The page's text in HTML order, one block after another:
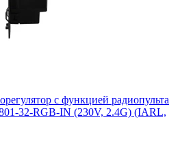
с функцией радиопульта
32-RGB-IN (230V, 2.4G) (IARL,